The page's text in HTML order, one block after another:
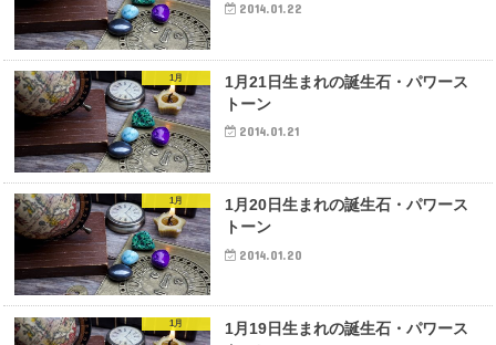
2014.01.22
1月
1月21日生まれの誕生石・パワース
トーン
2014.01.21
1月
1月20日生まれの誕生石・パワース
トーン
2014.01.20
1月
1月19日生まれの誕生石・パワース